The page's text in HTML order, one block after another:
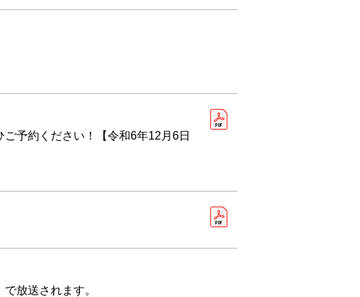
予約ください！【令和6年12月6日
放送されます。